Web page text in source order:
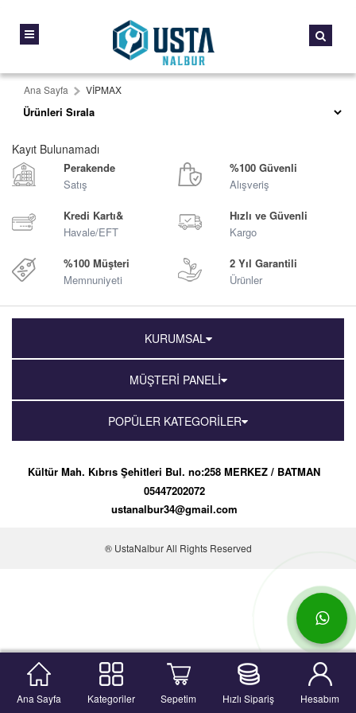
Ana Sayfa VİPMAX
Kayıt Bulunamadı
Perakende
Satış
%100 Güvenli
Alışveriş
Kredi Kartı&
Havale/EFT
Hızlı ve Güvenli
Kargo
%100 Müşteri
Memnuniyeti
2 Yıl Garantili
Ürünler
KURUMSAL
MÜŞTERİ PANELİ
POPÜLER KATEGORİLER
Kültür Mah. Kıbrıs Şehitleri Bul. no:258 MERKEZ / BATMAN
05447202072
ustanalbur34@gmail.com
® UstaNalbur All Rights Reserved
Ana Sayfa Kategoriler Sepetim Hızlı Sipariş Hesabım